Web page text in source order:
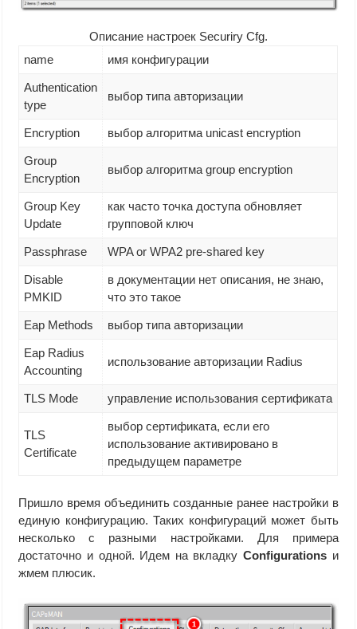
Описание настроек Securiry Cfg.
name
имя конфигурации
Authentication
type
выбор типа авторизации
Encryption выбор алгоритма unicast encryption
Group
Encryption
выбор алгоритма group encryption
Group Key
Update
как часто точка доступа обновляет
групповой ключ
Passphrase WPA or WPA2 pre-shared key
Disable
PMKID
в документации нет описания, не знаю,
что это такое
Eap Methods выбор типа авторизации
Eap Radius
Accounting
использование авторизации Radius
TLS Mode управление использования сертификата
TLS
Certificate
выбор сертификата, если его
использование активировано в
предыдущем параметре
Пришло время объединить созданные ранее настройки в
единую конфигурацию. Таких конфигураций может быть
несколько с разными настройками. Для примера
достаточно и одной. Идем на вкладкуConfigurations и
жмем плюсик.